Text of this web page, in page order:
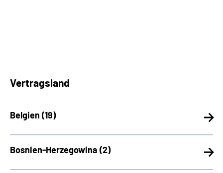
Vertragsland
Belgien (19)
Bosnien-Herzegowina (2)